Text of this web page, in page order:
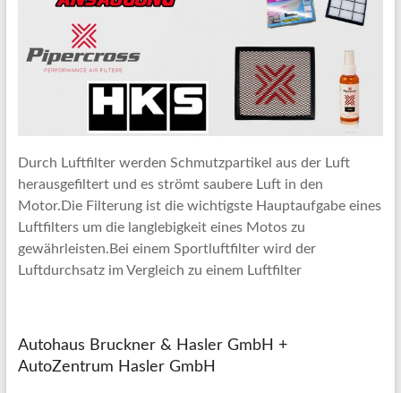
Durch Luftfilter werden Schmutzpartikel aus der Luft
herausgefiltert und es strömt saubere Luft in den
Motor.Die Filterung ist die wichtigste Hauptaufgabe eines
Luftfilters um die langlebigkeit eines Motos zu
gewährleisten.Bei einem Sportluftfilter wird der
Luftdurchsatz im Vergleich zu einem Luftfilter
Autohaus Bruckner & Hasler GmbH +
AutoZentrum Hasler GmbH